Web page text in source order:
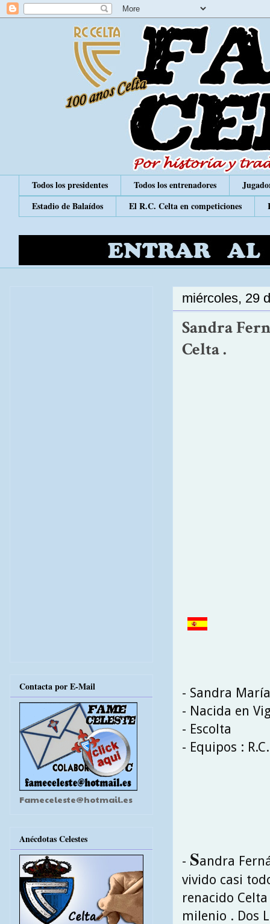
Todos los presidentes Todos los entrenadores
Estadio de Balaídos
El R.C. Celta en competiciones
miércoles, 29
Sandra
Celta .
- Sandra
- Nacida en
- Escolta
- Equipos :
- Sandra
vivido casi
renacido
milenio . Dos
Contacta por E-Mail
Fameceleste@hotmail.es
Anécdotas Celestes